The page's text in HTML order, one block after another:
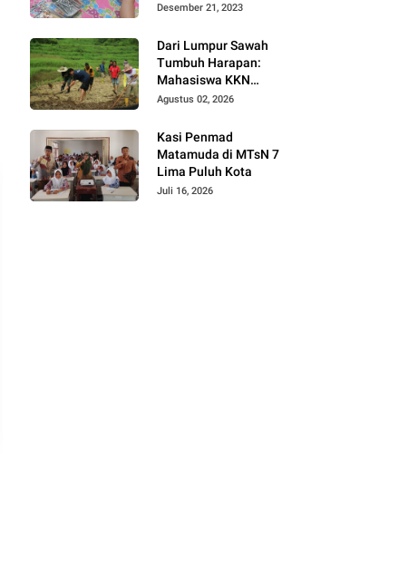
Anak Warga Binaannya
Desember 21, 2023
Dari Lumpur Sawah
Tumbuh Harapan:
Mahasiswa KKN
Universitas Andalas
Program Sawah Pokok
Murah di Jorong Bayua
Agustus 02, 2026
Kasi Penmad
Matamuda di MTsN 7
Lima Puluh Kota
Juli 16, 2026